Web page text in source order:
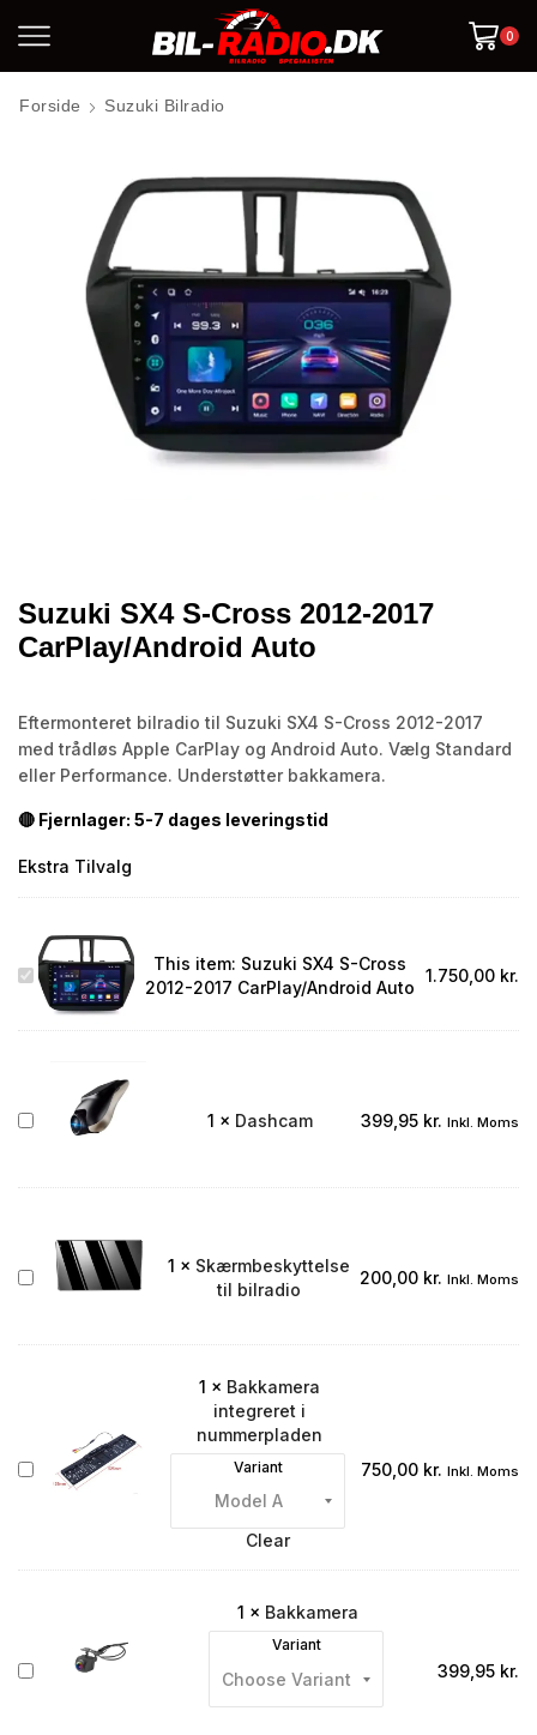
0
Forside Suzuki Bilradio
Suzuki SX4 S-Cross 2012-2017
CarPlay/Android Auto
Eftermonteret bilradio til Suzuki SX4 S-Cross 2012-2017
med trådløs Apple CarPlay og Android Auto. Vælg Standard
eller Performance. Understøtter bakkamera.
🔴 Fjernlager: 5-7 dages leveringstid
Ekstra Tilvalg
Suzuki
SX4
CarPlay/Android
This item: Suzuki SX4 S-Cross
2012-2017 CarPlay/Android Auto
1.750,00 kr.
Dashcam 1 × Dashcam 399,95 kr. Inkl. Moms
Skærmbeskyttelse
1 × Skærmbeskyttelse
til bilradio
200,00 kr. Inkl. Moms
Bakkamera
integreret
1 × Bakkamera
integreret i
nummerpladen
Variant
Clear
750,00 kr. Inkl. Moms
Bakkamera
1 × Bakkamera
Variant
399,95 kr.